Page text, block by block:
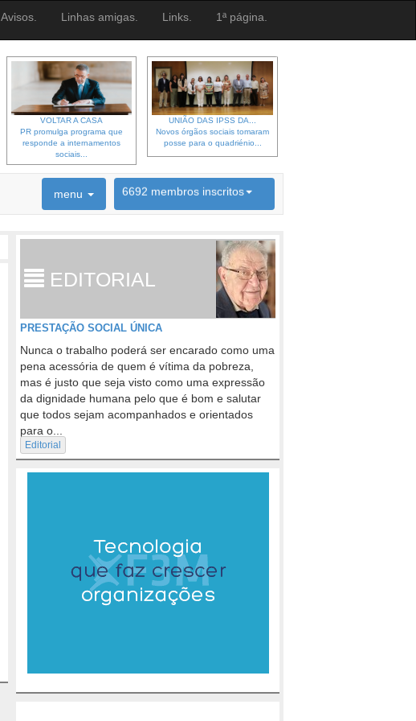
Avisos. Linhas amigas. Links. 1ª página.
VOLTAR A CASA
PR promulga programa que
responde a internamentos
sociais...
UNIÃO DAS IPSS DA...
Novos órgãos sociais tomaram
posse para o quadriénio...
menu 6692 membros inscritos
EDITORIAL
PRESTAÇÃO SOCIAL ÚNICA
Nunca o trabalho poderá ser encarado como uma
pena acessória de quem é vítima da pobreza,
mas é justo que seja visto como uma expressão
da dignidade humana pelo que é bom e salutar
que todos sejam acompanhados e orientados
para o...
Editorial